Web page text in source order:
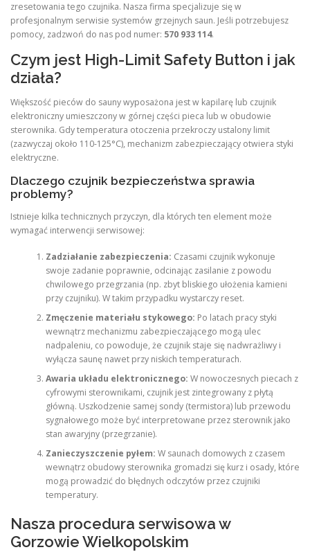
zresetowania tego czujnika. Nasza firma specjalizuje się w
profesjonalnym serwisie systemów grzejnych saun. Jeśli potrzebujesz
pomocy, zadzwoń do nas pod numer: 570 933 114.
Czym jest High-Limit Safety Button i jak
działa?
Większość pieców do sauny wyposażona jest w kapilarę lub czujnik
elektroniczny umieszczony w górnej części pieca lub w obudowie
sterownika. Gdy temperatura otoczenia przekroczy ustalony limit
(zazwyczaj około 110-125°C), mechanizm zabezpieczający otwiera styki
elektryczne.
Dlaczego czujnik bezpieczeństwa sprawia
problemy?
Istnieje kilka technicznych przyczyn, dla których ten element może
wymagać interwencji serwisowej:
Zadziałanie zabezpieczenia: Czasami czujnik wykonuje
swoje zadanie poprawnie, odcinając zasilanie z powodu
chwilowego przegrzania (np. zbyt bliskiego ułożenia kamieni
przy czujniku). W takim przypadku wystarczy reset.
Zmęczenie materiału stykowego: Po latach pracy styki
wewnątrz mechanizmu zabezpieczającego mogą ulec
nadpaleniu, co powoduje, że czujnik staje się nadwrażliwy i
wyłącza saunę nawet przy niskich temperaturach.
Awaria układu elektronicznego: W nowoczesnych piecach z
cyfrowymi sterownikami, czujnik jest zintegrowany z płytą
główną. Uszkodzenie samej sondy (termistora) lub przewodu
sygnałowego może być interpretowane przez sterownik jako
stan awaryjny (przegrzanie).
Zanieczyszczenie pyłem: W saunach domowych z czasem
wewnątrz obudowy sterownika gromadzi się kurz i osady, które
mogą prowadzić do błędnych odczytów przez czujniki
temperatury.
Nasza procedura serwisowa w
Gorzowie Wielkopolskim